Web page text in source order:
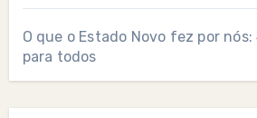
O que o Estado Novo fez por
para todos